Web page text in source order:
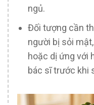
ngủ.
Đối tượng cần
người bị sỏi
hoặc dị ứng với
bác sĩ trước khi